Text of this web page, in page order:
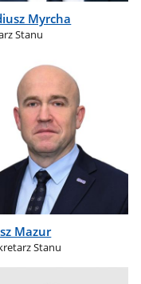
Myrcha
Stanu
Mazur
Stanu